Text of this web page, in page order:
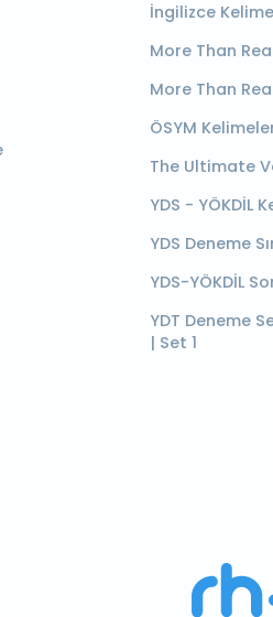
İngilizce
More Than
More Than
ÖSYM
The Ultimate
YDS - YÖKDİL
YDS Deneme
YDS-YÖKDİL
YDT Deneme
| Set 1